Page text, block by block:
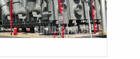
词